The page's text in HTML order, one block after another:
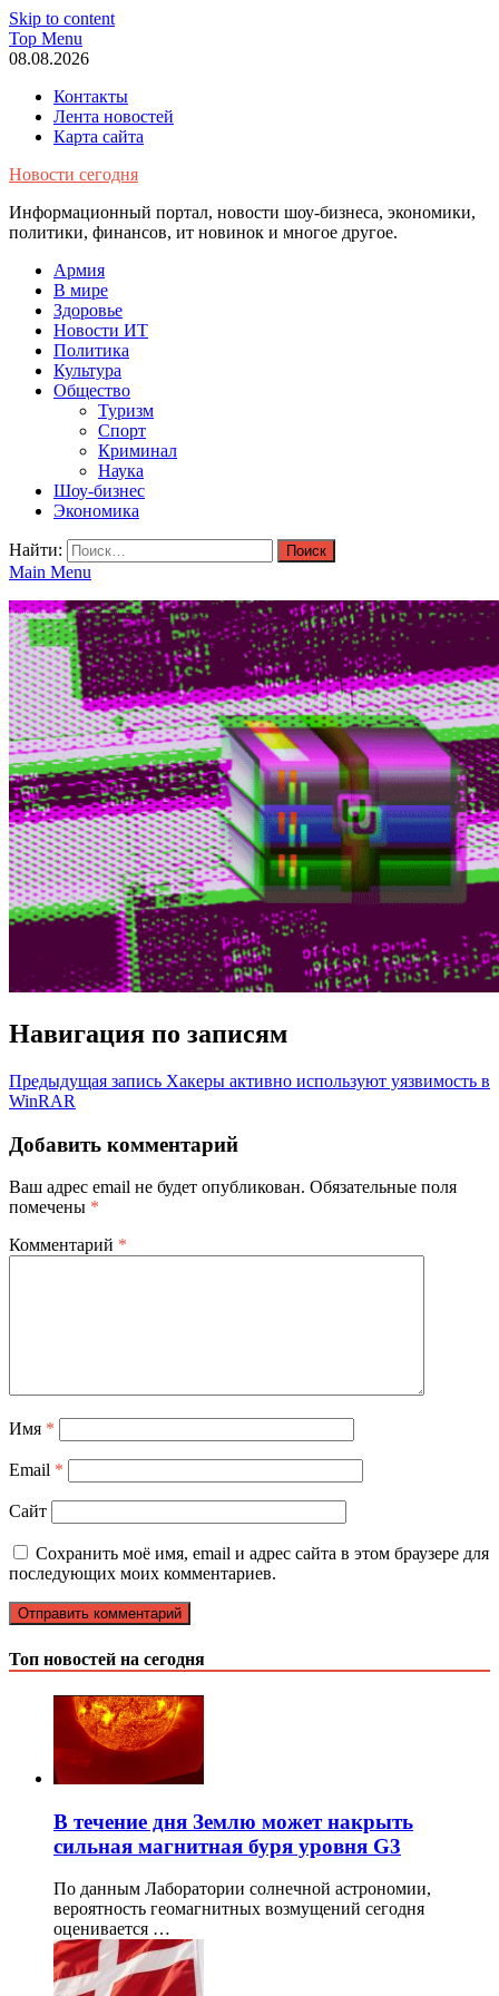
Skip to content
Top Menu
08.08.2026
Контакты
Лента новостей
Карта сайта
Новости сегодня
Информационный портал, новости шоу-бизнеса, экономики,
политики, финансов, ит новинок и многое другое.
Армия
В мире
Здоровье
Новости ИТ
Политика
Культура
Общество
Туризм
Спорт
Криминал
Наука
Шоу-бизнес
Экономика
Найти:
Main Menu
Навигация по записям
Предыдущая запись Хакеры активно используют уязвимость в
WinRAR
Добавить комментарий
Ваш адрес email не будет опубликован. Обязательные поля
помечены *
Комментарий *
Имя *
Email *
Сайт
Сохранить моё имя, email и адрес сайта в этом браузере для
последующих моих комментариев.
Топ новостей на сегодня
В течение дня Землю может накрыть
сильная магнитная буря уровня G3
По данным Лаборатории солнечной астрономии,
вероятность геомагнитных возмущений сегодня
оценивается …